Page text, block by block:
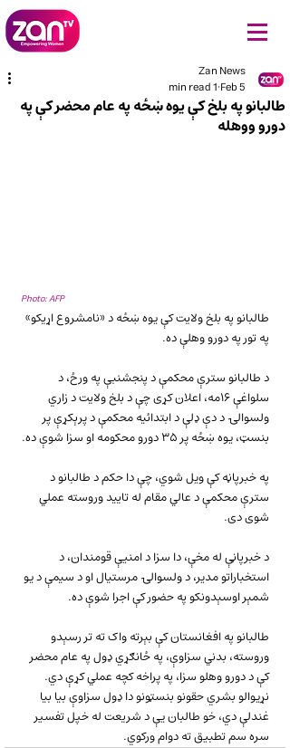
طالبانو په بلخ کې یوه ښځه په عام محضر کې په
دورو ووهله
Zan News
Feb 5
1 min read
Photo: AFP
طالبانو په بلخ ولایت کې یوه ښځه د «نامشروع اړیکو»
په تور په دورو وهلې ده.
د طالبانو سترې محکمې د پنجشنبې په ورځ، د
سلواغې ۱۶مه، اعلان کړی چې د بلخ ولایت د زاري
ولسوالۍ د دې ډلې د ابتدائیه محکمې د پرېکړې پر
بنسټ، یوه ښځه پر ۳۵ دورو محکومه او سزا شوې ده.
په خبرپاڼه کې ویل شوي، چې دا حکم د طالبانو د
سترې محکمې د عالي مقام له تایید وروسته عملي
شوی دی.
د خبرپاڼې له مخې، دا سزا د امنیې قومندان، د
استخباراتو مدیر، د ولسوالۍ مرستیال او د سیمې د یو
شمېر اوسېدونکو په حضور کې اجرا شوې ده.
طالبانو په افغانستان کې بېرته واک ته تر رسېدو
وروسته، بدني سزاوې، په ځانګړي ډول په عام محضر
کې د دورو وهلو سزا، په پراخه کچه عملي کړې دي.
نړیوالو بشري حقونو بنسټونو دا ډول سزاوې بیا بیا
غندلې دي، خو طالبان یې د شریعت له خپل تفسیر
سره سم تطبیق ته دوام ورکوي.